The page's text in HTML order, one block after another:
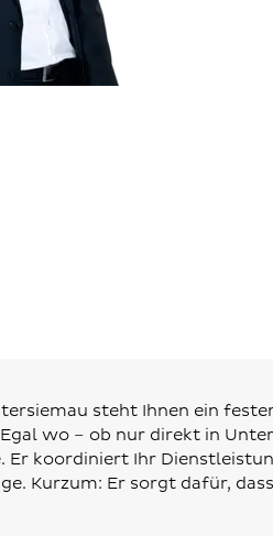
steht Ihnen ein
wo – ob nur direkt in
Er koordiniert Ihr
Kurzum: Er sorgt dafür,